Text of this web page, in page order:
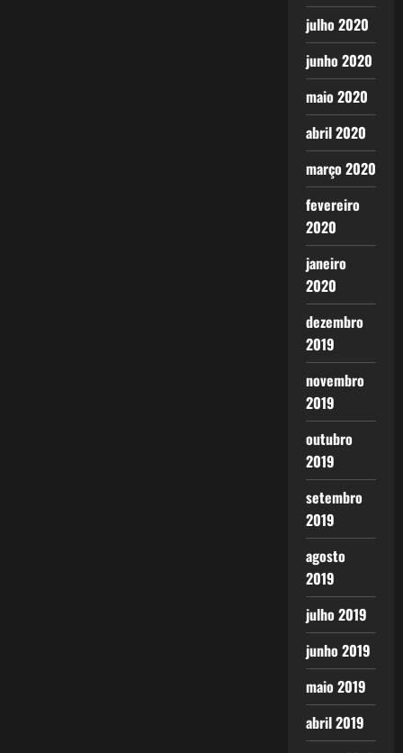
julho 2020
junho 2020
maio 2020
abril 2020
março 2020
fevereiro
2020
janeiro
2020
dezembro
2019
novembro
2019
outubro
2019
setembro
2019
agosto
2019
julho 2019
junho 2019
maio 2019
abril 2019